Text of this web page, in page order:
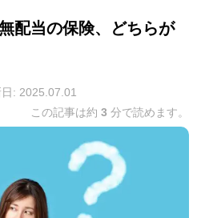
配当の保険、どちらが
: 2025.07.01
この記事は約 3 分で読めます。